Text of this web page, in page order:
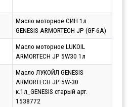
Масло моторное СИН 1л
GENESIS ARMORTECH JP (GF-6A)
Масло моторное LUKOIL
ARMORTECH JP 5W30 1л
Масло ЛУКОЙЛ GENESIS
ARMORTECH JP 5W-30
к.1л_GENESIS старый арт.
1538772